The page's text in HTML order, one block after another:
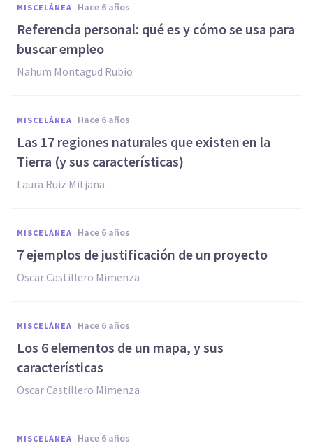
MISCELÁNEA hace 6 años
Referencia personal: qué es y cómo se usa para
buscar empleo
Nahum Montagud Rubio
MISCELÁNEA hace 6 años
Las 17 regiones naturales que existen en la
Tierra (y sus características)
Laura Ruiz Mitjana
MISCELÁNEA hace 6 años
7 ejemplos de justificación de un proyecto
Oscar Castillero Mimenza
MISCELÁNEA hace 6 años
Los 6 elementos de un mapa, y sus
características
Oscar Castillero Mimenza
MISCELÁNEA hace 6 años